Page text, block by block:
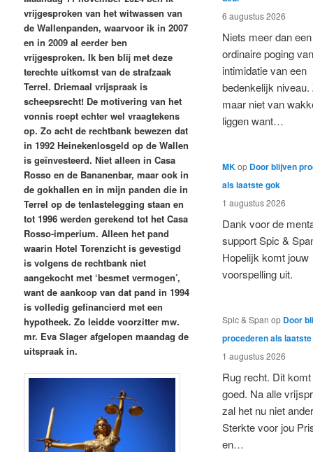
vrijgesproken van het witwassen van
de Wallenpanden, waarvoor ik in 2007
en in 2009 al eerder ben
vrijgesproken. Ik ben blij met deze
terechte uitkomst van de strafzaak
Terrel. Driemaal vrijspraak is
scheepsrecht! De motivering van het
vonnis roept echter wel vraagtekens
op. Zo acht de rechtbank bewezen dat
in 1992 Heinekenlosgeld op de Wallen
is geïnvesteerd. Niet alleen in Casa
Rosso en de Bananenbar, maar ook in
de gokhallen en in mijn panden die in
Terrel op de tenlastelegging staan en
tot 1996 werden gerekend tot het Casa
Rosso-imperium. Alleen het pand
waarin Hotel Torenzicht is gevestigd
is volgens de rechtbank niet
aangekocht met ‘besmet vermogen’,
want de aankoop van dat pand in 1994
is volledig gefinancierd met een
hypotheek. Zo leidde voorzitter mw.
mr. Eva Slager afgelopen maandag de
uitspraak in.
6 augustus 2026
Niets meer dan een
ordinaire poging van
intimidatie van een
bedenkelijk niveau.
maar niet van
liggen want…
MKop Door blijven
als laatste gok
1 augustus 2026
Dank voor de
support Spic &
Hopelijk komt jouw
voorspelling uit.
Spic & Span op Door
procederen als
1 augustus 2026
Rug recht. Dit
goed. Na alle
zal het nu niet
Sterkte voor jou
en…